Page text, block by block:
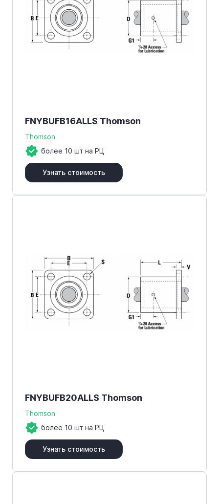
FNYBUFB16ALLS Thomson
Thomson
более 10 шт на РЦ
Узнать стоимость
FNYBUFB20ALLS Thomson
Thomson
более 10 шт на РЦ
Узнать стоимость